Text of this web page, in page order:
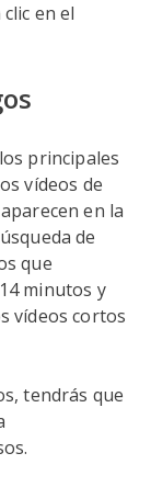
en el
principales
vídeos de
en la
de
que
minutos y
vídeos cortos
tendrás que